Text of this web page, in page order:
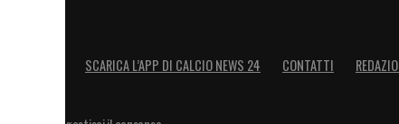
SCARICA L’APP DI CALCIO NEWS 24 CONTATTI